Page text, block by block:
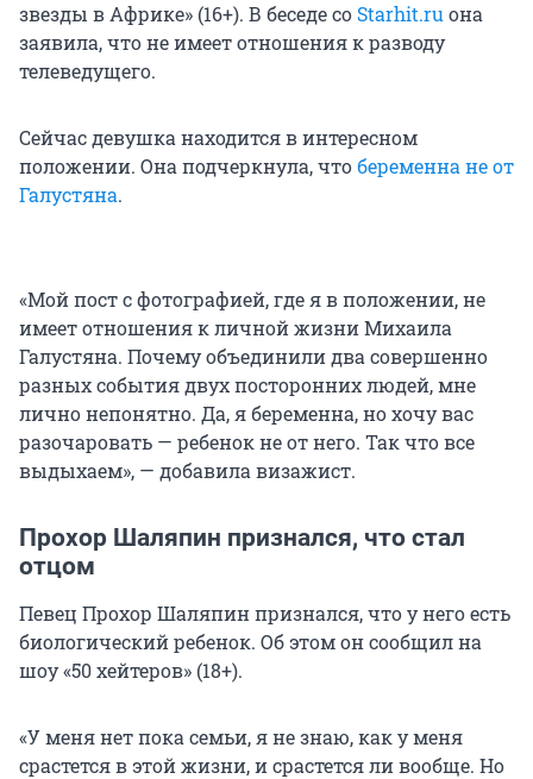
звезды в Африке» (16+). В беседе со Starhit.ru она
заявила, что не имеет отношения к разводу
телеведущего.
Сейчас девушка находится в интересном
положении. Она подчеркнула, чтобеременна не от
Галустяна.
«Мой пост с фотографией, где я в положении, не
имеет отношения к личной жизни Михаила
Галустяна. Почему объединили два совершенно
разных события двух посторонних людей, мне
лично непонятно. Да, я беременна, но хочу вас
разочаровать — ребенок не от него. Так что все
выдыхаем», — добавила визажист.
Прохор Шаляпин признался, что стал
отцом
Певец Прохор Шаляпин признался, что у него есть
биологический ребенок. Об этом он сообщил на
шоу «50 хейтеров» (18+).
«У меня нет пока семьи, я не знаю, как у меня
срастется в этой жизни, и срастется ли вообще. Но